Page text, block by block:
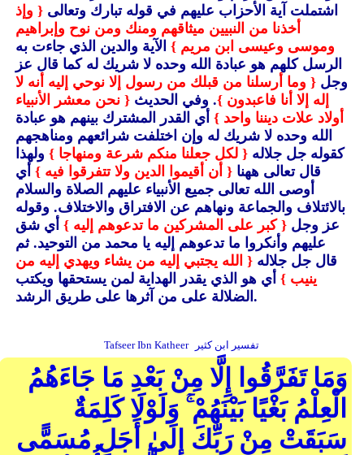
اشتملت آية الأحزاب عليهم في قوله تبارك وتعالى { وإذ
أخذنا من النبيين ميثاقهم ومنك ومن نوح وإبراهيم
وموسى وعيسى ابن مريم }الآية والدين الذي جاءت به
الرسل كلهم هو عبادة الله وحده لا شريك له كما قال عز
وجل { وما أرسلنا من قبلك من رسول إلا نوحي إليه أنه لا
إله إلا أنا فاعبدون }. وفي الحديث { نحن معشر الأنبياء
أولاد علات ديننا واحد }أي القدر المشترك بينهم هو عبادة
الله وحده لا شريك له وإن اختلفت شرائعهم ومناهجهم
كقوله جل جلاله { لكل جعلنا منكم شرعة ومنهاجا }ولهذا
قال تعالى ههنا { أن أقيموا الدين ولا تتفرقوا فيه }أي
أوصى الله تعالى جميع الأنبياء عليهم الصلاة والسلام
بالائتلاف والجماعة ونهاهم عن الافتراق والاختلاف. وقوله
عز وجل { كبر على المشركين ما تدعوهم إليه }أي شق
عليهم وأنكروا ما تدعوهم إليه يا محمد من التوحيد.ثم
قال جل جلاله { الله يجتبي إليه من يشاء ويهدي إليه من
ينيب }أي هو الذي يقدر الهداية لمن يستحقها ويكتب
الضلالة على من آثرها على طريق الرشد.
Tafseer Ibn Katheer تفسير ابن كثير
وَمَا تَفَرَّقُوا إِلَّا مِنْ بَعْدِ مَا جَاءَهُمُ
الْعِلْمُ بَغْيًا بَيْنَهُمْ ۚ وَلَوْلَا كَلِمَةٌ
سَبَقَتْ مِنْ رَبِّكَ إِلَىٰ أَجَلٍ مُسَمًّى